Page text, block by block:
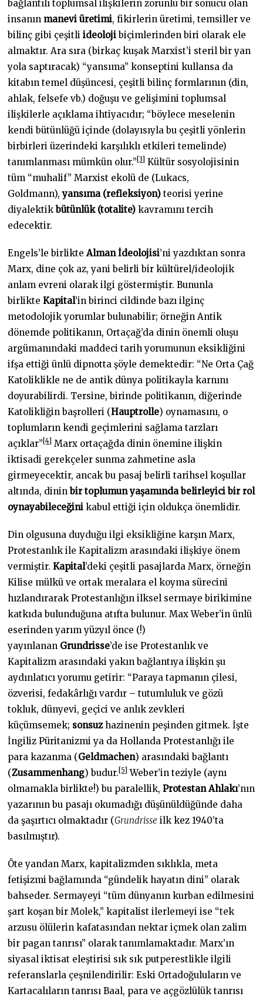
bağlantılı toplumsal ilişkilerin zorunlu bir sonucu olan
insanın manevi üretimi, fikirlerin üretimi, temsiller ve
bilinç gibi çeşitliideolojibiçimlerinden biri olarak ele
almaktır. Ara sıra (birkaç kuşak Marxist’i steril bir yan
yola saptıracak) “yansıma” konseptini kullansa da
kitabın temel düşüncesi, çeşitli bilinç formlarının (din,
ahlak, felsefe vb.) doğuşu ve gelişimini toplumsal
ilişkilerle açıklama ihtiyacıdır; “böylece meselenin
kendi bütünlüğü içinde (dolayısıyla bu çeşitli yönlerin
birbirleri üzerindeki karşılıklı etkileri temelinde)
tanımlanması mümkün olur.” [3] Kültür sosyolojisinin
tüm “muhalif” Marxist ekolü de (Lukacs,
Goldmann),yansıma (refleksiyon) teorisi yerine
diyalektikbütünlük (totalite) kavramını tercih
edecektir.
Engels’le birlikteAlman İdeolojisi’ni yazdıktan sonra
Marx, dine çok az, yani belirli bir kültürel/ideolojik
anlam evreni olarak ilgi göstermiştir. Bununla
birlikteKapital’in birinci cildinde bazı ilginç
metodolojik yorumlar bulunabilir; örneğin Antik
dönemde politikanın, Ortaçağ’da dinin önemli oluşu
argümanındaki maddeci tarih yorumunun eksikliğini
ifşa ettiği ünlü dipnotta şöyle demektedir: “Ne Orta Çağ
Katoliklikle ne de antik dünya politikayla karnını
doyurabilirdi. Tersine, birinde politikanın, diğerinde
Katolikliğin başrolleri (Hauptrolle) oynamasını, o
toplumların kendi geçimlerini sağlama tarzları
açıklar” [4] Marx ortaçağda dinin önemine ilişkin
iktisadi gerekçeler sunma zahmetine asla
girmeyecektir, ancak bu pasaj belirli tarihsel koşullar
altında, dininbir toplumun yaşamında belirleyici bir rol
oynayabileceğini kabul ettiği için oldukça önemlidir.
Din olgusuna duyduğu ilgi eksikliğine karşın Marx,
Protestanlık ile Kapitalizm arasındaki ilişkiye önem
vermiştir.Kapital’deki çeşitli pasajlarda Marx, örneğin
Kilise mülkü ve ortak meralara el koyma sürecini
hızlandırarak Protestanlığın ilksel sermaye birikimine
katkıda bulunduğuna atıfta bulunur. Max Weber’in ünlü
eserinden yarım yüzyıl önce (!)
yayınlanan Grundrisse’de ise Protestanlık ve
Kapitalizm arasındaki yakın bağlantıya ilişkin şu
aydınlatıcı yorumu getirir: “Paraya tapmanın çilesi,
özverisi, fedakârlığı vardır – tutumluluk ve gözü
tokluk, dünyevi, geçici ve anlık zevkleri
küçümsemek; sonsuzhazinenin peşinden gitmek. İşte
İngiliz Püritanizmi ya da Hollanda Protestanlığı ile
para kazanma (Geldmachen) arasındaki bağlantı
(Zusammenhang) budur. [5] Weber’in teziyle (aynı
olmamakla birlikte!) bu paralellik,Protestan Ahlakı’nın
yazarının bu pasajı okumadığı düşünüldüğünde daha
da şaşırtıcı olmaktadır (Grundrisse ilk kez 1940’ta
basılmıştır).
Öte yandan Marx, kapitalizmden sıklıkla, meta
fetişizmi bağlamında “gündelik hayatın dini” olarak
bahseder. Sermayeyi “tüm dünyanın kurban edilmesini
şart koşan bir Molek,” kapitalist ilerlemeyi ise “tek
arzusu ölülerin kafatasından nektar içmek olan zalim
bir pagan tanrısı” olarak tanımlamaktadır. Marx’ın
siyasal iktisat eleştirisi sık sık putperestlikle ilgili
referanslarla çeşnilendirilir: Eski Ortadoğuluların ve
Kartacalıların tanrısı Baal, para ve açgözlülük tanrısı